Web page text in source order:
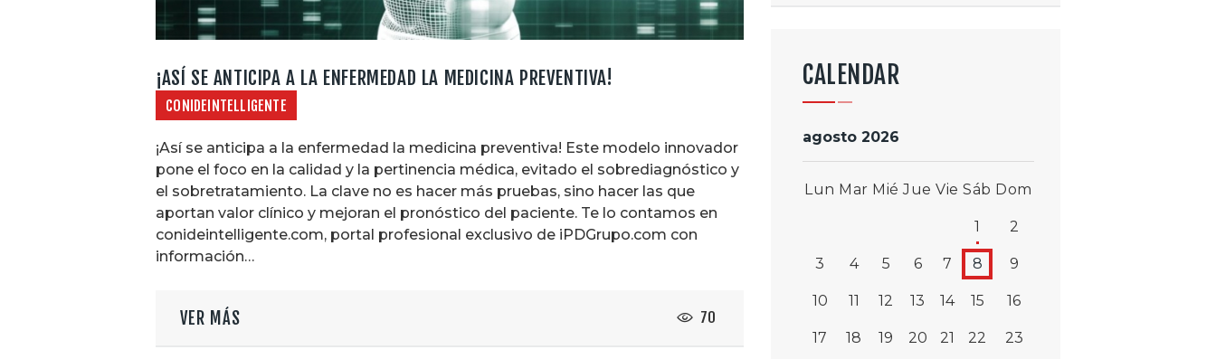
¡ASÍ SE ANTICIPA A LA ENFERMEDAD LA MEDICINA PREVENTIVA!
CONIDEINTELLIGENTE
¡Así se anticipa a la enfermedad la medicina preventiva! Este modelo innovador
pone el foco en la calidad y la pertinencia médica, evitado el sobrediagnóstico y
el sobretratamiento. La clave no es hacer más pruebas, sino hacer las que
aportan valor clínico y mejoran el pronóstico del paciente. Te lo contamos en
conideintelligente.com, portal profesional exclusivo de iPDGrupo.com con
información…
VER MÁS 70
CALENDAR
agosto 2026
Lun Mar Mié Jue Vie Sáb Dom
1 2
3 4 5 6 7 8 9
10 11 12 13 14 15 16
17 18 19 20 21 22 23